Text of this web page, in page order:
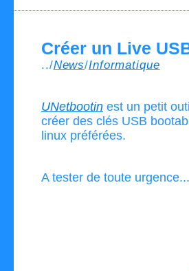
Créer un Live
../News/Informatique
UNetbootin est un petit
créer des clés USB
linux préférées.
A tester de toute urgence...